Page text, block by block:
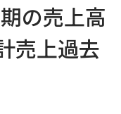
の売上高
売上過去